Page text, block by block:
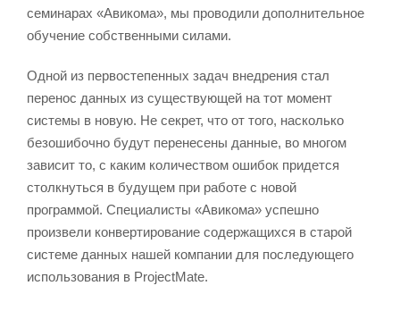
семинарах «Авикома», мы проводили дополнительное
обучение собственными силами.
Одной из первостепенных задач внедрения стал
перенос данных из существующей на тот момент
системы в новую. Не секрет, что от того, насколько
безошибочно будут перенесены данные, во многом
зависит то, с каким количеством ошибок придется
столкнуться в будущем при работе с новой
программой. Специалисты «Авикома» успешно
произвели конвертирование содержащихся в старой
системе данных нашей компании для последующего
использования в ProjectMate.